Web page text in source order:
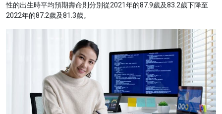
性的出生時平均預期壽命則分別從2021年的87.9歲及83.2歲下降至
2022年的87.2歲及81.3歲。